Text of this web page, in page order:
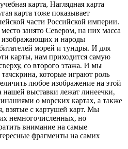
карта, Наглядная карта
карта тоже показывает
части Российской империи.
занято Севером, на них масса
изображающих и народы
морей и тундры. И для
карты, нам приходится самую
со второго этажа. И мы
которые играют роль
любое изображение на этой
нашей выставки лежат линеечки,
о морских картах, а также
взятые с картушей карт. Мы
немногочисленных, но
внимание на самые
фрагменты на самих